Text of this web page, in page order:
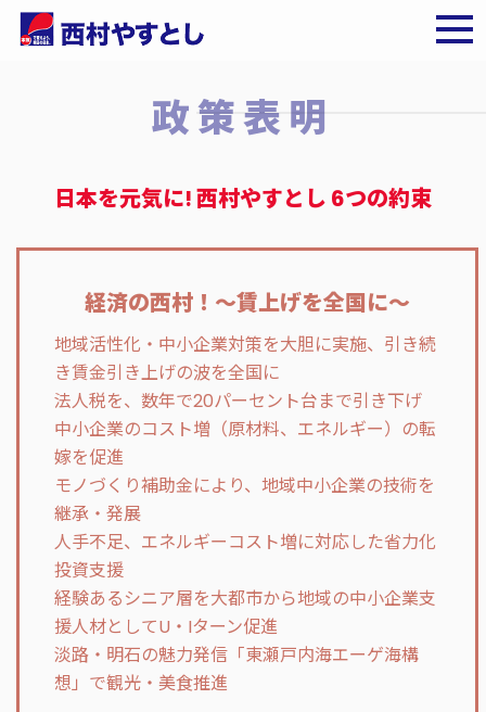
政策表明
日本を元気に! 西村やすとし 6つの約束
経済の西村！～賃上げを全国に～
地域活性化・中小企業対策を大胆に実施、引き続
き賃金引き上げの波を全国に
法人税を、数年で20パーセント台まで引き下げ
中小企業のコスト増（原材料、エネルギー）の転
嫁を促進
モノづくり補助金により、地域中小企業の技術を
継承・発展
人手不足、エネルギーコスト増に対応した省力化
投資支援
経験あるシニア層を大都市から地域の中小企業支
援人材としてU・Iターン促進
淡路・明石の魅力発信「東瀬戸内海エーゲ海構
想」で観光・美食推進